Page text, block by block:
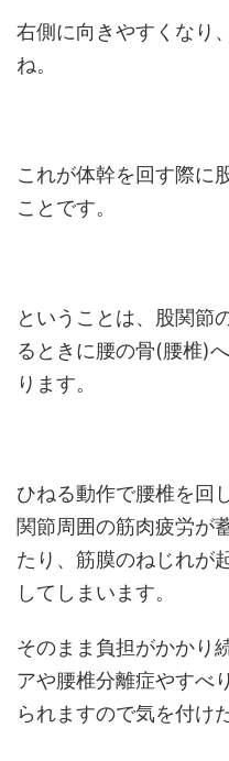
右側に向きやすくなり
ね。
これが体幹を回す際に
ことです。
ということは、股関節
るときに腰の骨(腰椎)
ります。
ひねる動作で腰椎を回
関節周囲の筋肉疲労が
たり、筋膜のねじれが
してしまいます。
そのまま負担がかかり
アや腰椎分離症やすべ
られますので気を付け